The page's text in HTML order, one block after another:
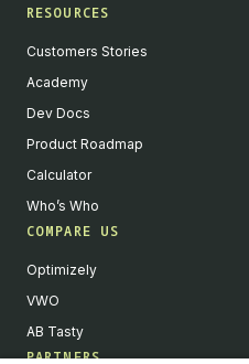
RESOURCES
Customers Stories
Academy
Dev Docs
Product Roadmap
Calculator
Who’s Who
COMPARE US
Optimizely
VWO
AB Tasty
PARTNERS